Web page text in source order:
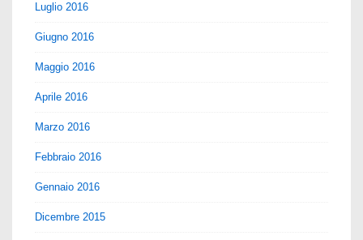
Luglio 2016
Giugno 2016
Maggio 2016
Aprile 2016
Marzo 2016
Febbraio 2016
Gennaio 2016
Dicembre 2015